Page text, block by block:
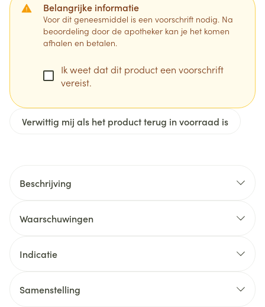
Belangrijke informatie
Voor dit geneesmiddel is een voorschrift nodig. Na
beoordeling door de apotheker kan je het komen
afhalen en betalen.
Ik weet dat dit product een voorschrift
vereist.
Verwittig mij als het product terug in voorraad is
Beschrijving
voorheen een behandeling met methylfenidaat
behandeld werd. Wordt uw klacht na één maand
Waarschuwingen
Indicatie
Samenstelling